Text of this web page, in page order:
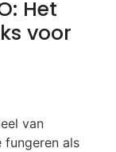
Het
voor
van
fungeren als